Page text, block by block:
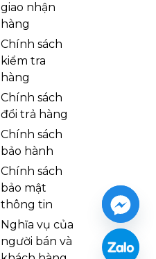
giao nhận
hàng
Chính sách
kiểm tra
hàng
Chính sách
đổi trả hàng
Chính sách
bảo hành
Chính sách
bảo mật
thông tin
Nghĩa vụ của
người bán và